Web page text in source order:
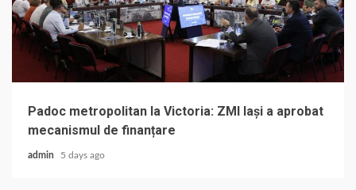
Padoc metropolitan la Victoria: ZMI Iași a aprobat
mecanismul de finanțare
admin 5 days ago